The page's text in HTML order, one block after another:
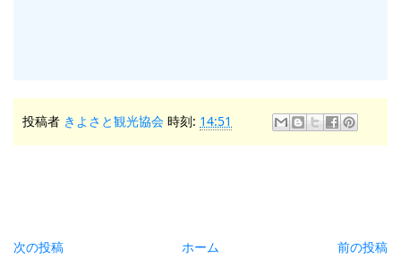
投稿者 きよさと観光協会 時刻: 14:51
次の投稿 前の投稿
ホーム